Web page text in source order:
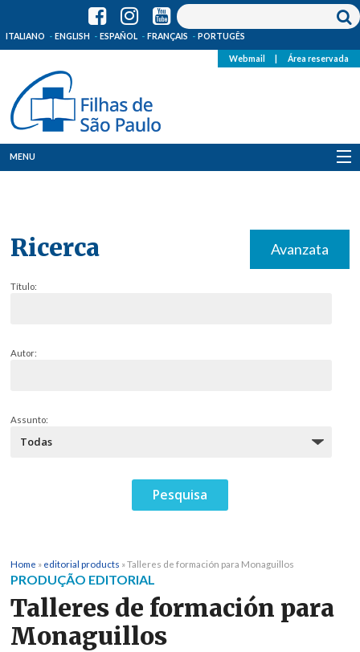
ITALIANO ENGLISH ESPAÑOL FRANÇAIS PORTUGÊS
Webmail Área reservada
MENU
Ricerca Avanzata
Título:
Autor:
Assunto:
Home » editorial products »Talleres de formación para Monaguillos
PRODUÇÃO EDITORIAL
Talleres de formación para
Monaguillos